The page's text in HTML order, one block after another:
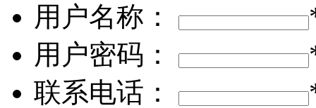
用户名称：
用户密码：
联系电话：